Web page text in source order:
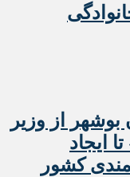
از وزیر
ایجاد
کشور